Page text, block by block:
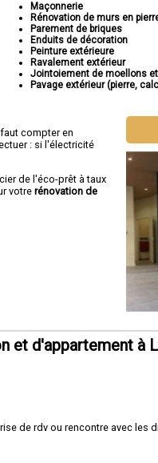
Maçonnerie
Rénovation de murs en
Parement de briques
Enduits de décoration
Peinture extérieure
Ravalement extérieur
Jointoiement de moellons
Pavage extérieur (pierre,
faut compter en
: si l'électricité
de l'éco-prêt à taux
votre rénovation de
et d'appartement à
de rdv ou rencontre avec les